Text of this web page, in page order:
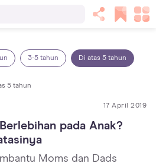
3-5 tahun Di atas 5 tahun
5 tahun
17 April 2019
pada Anak?
Moms dan Dads